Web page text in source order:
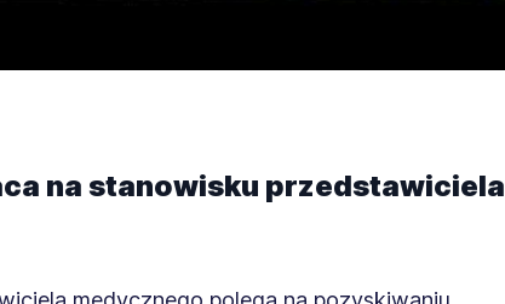
na stanowisku przedstawiciela